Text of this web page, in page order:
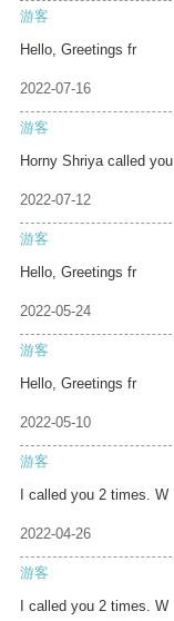
游客
Hello, Greetings fr
2022-07-16
游客
Horny Shriya called you
2022-07-12
游客
Hello, Greetings fr
2022-05-24
游客
Hello, Greetings fr
2022-05-10
游客
I called you 2 times. W
2022-04-26
游客
I called you 2 times. W